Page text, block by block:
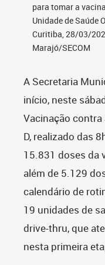
para tomar a
Unidade de Saúde
Curitiba, 28/03/
Marajó/SECOM
A Secretaria
início, neste
Vacinação contra
D, realizado das
15.831 doses da
além de 5.129
calendário de
19 unidades de
drive-thru, que
nesta primeira